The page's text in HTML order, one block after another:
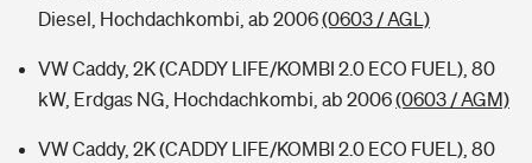
Diesel, Hochdachkombi, ab 2006(0603 / AGL)
VW Caddy, 2K (CADDY LIFE/KOMBI 2.0 ECO FUEL), 80
kW, Erdgas NG, Hochdachkombi, ab 2006(0603 / AGM)
VW Caddy, 2K (CADDY LIFE/KOMBI 2.0 ECO FUEL), 80